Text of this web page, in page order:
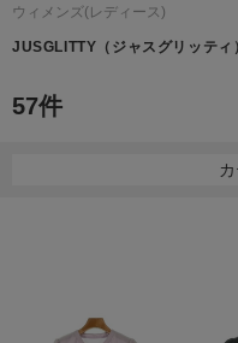
ウィメンズ(レディース)
JUSGLITTY （ジャスグリッティ
57件